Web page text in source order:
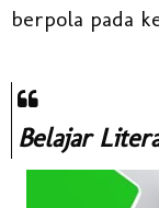
berpola pada
Belajar